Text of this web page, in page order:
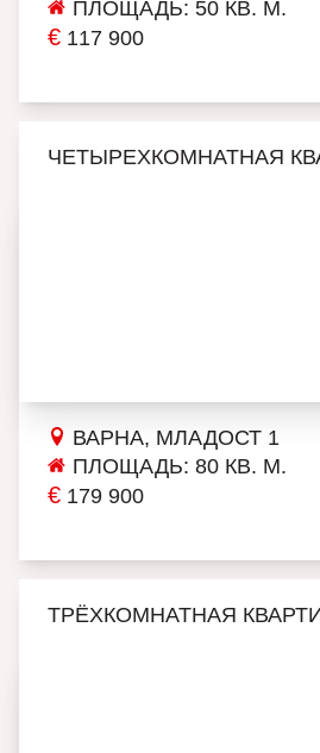
ПЛОЩАДЬ: 50 КВ. М.
€ 117 900
ЧЕТЫРЕХКОМНАТНАЯ
ВАРНА, МЛАДОСТ 1
ПЛОЩАДЬ: 80 КВ. М.
€ 179 900
ТРЁХКОМНАТНАЯ